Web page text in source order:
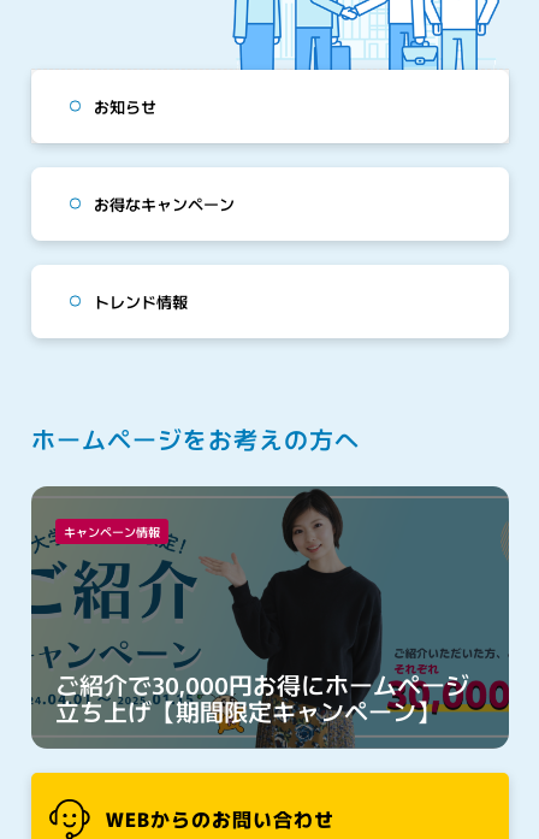
お知らせ
お得なキャンペーン
トレンド情報
ホームページをお考えの方へ
キャンペーン情報
ご紹介で30,000円お得にホームページ
立ち上げ【期間限定キャンペーン】
WEBからのお問い合わせ